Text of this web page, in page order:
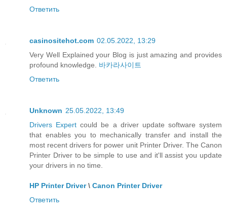
Ответить
casinositehot.com 02.05.2022, 13:29
Very Well Explained your Blog is just amazing and provides
profound knowledge. 바카라사이트
Ответить
Unknown 25.05.2022, 13:49
Drivers Expert could be a driver update software system
that enables you to mechanically transfer and install the
most recent drivers for power unit Printer Driver. The Canon
Printer Driver to be simple to use and it'll assist you update
your drivers in no time.
HP Printer Driver\ Canon Printer Driver
Ответить